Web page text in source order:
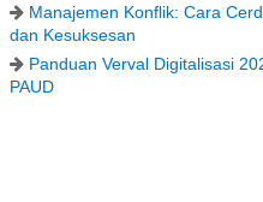
Manajemen Konflik: Cara
dan Kesuksesan
Panduan Verval Digitalisasi
PAUD